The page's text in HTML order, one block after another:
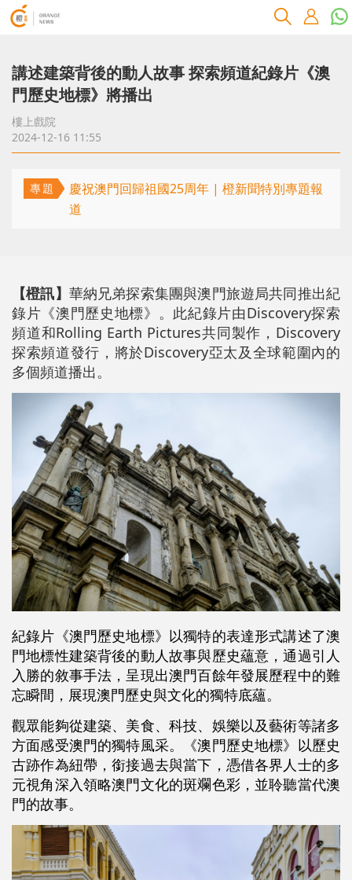
講述建築背後的動人故事 探索頻道紀錄片《澳
門歷史地標》將播出
樓上戲院
2024-12-16 11:55
專題
慶祝澳門回歸祖國25周年 | 橙新聞特別專題報
道
【橙訊】 華納兄弟探索集團與澳門旅遊局共同推出紀
錄片《澳門歷史地標》。此紀錄片由Discovery探索
頻道和Rolling Earth Pictures共同製作，Discovery
探索頻道發行，將於Discovery亞太及全球範圍內的
多個頻道播出。
紀錄片《澳門歷史地標》以獨特的表達形式講述了澳
門地標性建築背後的動人故事與歷史蘊意，通過引人
入勝的敘事手法，呈現出澳門百餘年發展歷程中的難
忘瞬間，展現澳門歷史與文化的獨特底蘊。
觀眾能夠從建築、美食、科技、娛樂以及藝術等諸多
方面感受澳門的獨特風采。《澳門歷史地標》以歷史
古跡作為紐帶，銜接過去與當下，憑借各界人士的多
元視角深入領略澳門文化的斑斕色彩，並聆聽當代澳
門的故事。